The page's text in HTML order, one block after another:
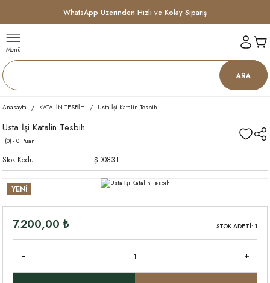
WhatsApp Üzerinden Hızlı ve Kolay Sipariş
Menü
ARA
Anasayfa KATALİN TESBİH Usta İşi Katalin Tesbih
Usta İşi Katalin Tesbih
(0) - 0 Puan
Stok Kodu ŞD083T
YENİ
7.200,00 ₺ STOK ADETİ: 1